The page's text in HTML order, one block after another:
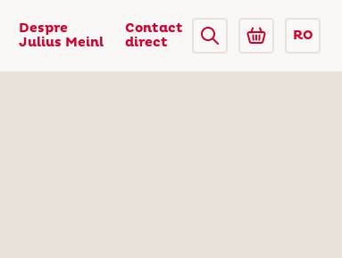
Despre
Julius Meinl
Contact
direct
RO